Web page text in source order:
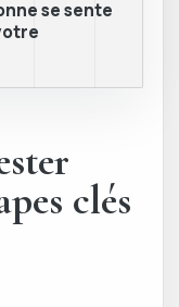
se sente
clés